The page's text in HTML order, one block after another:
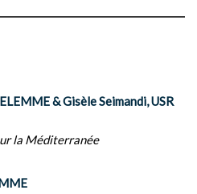
& Gisèle Seimandi, USR
la Méditerranée